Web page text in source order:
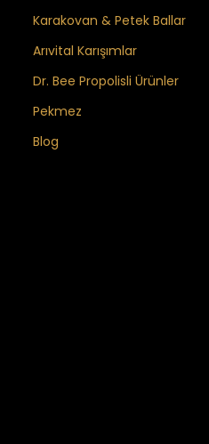
Karakovan & Petek Ballar
Arıvital Karışımlar
Dr. Bee Propolisli Ürünler
Pekmez
Blog